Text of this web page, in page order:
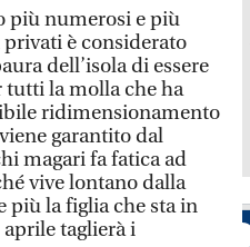
più numerosi e più
privati è considerato
dell’isola di essere
tutti la molla che ha
ridimensionamento
garantito dal
magari fa fatica ad
vive lontano dalla
più la figlia che sta in
aprile taglierà i